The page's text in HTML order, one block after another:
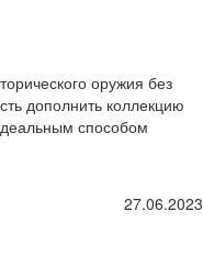
оружия без
дополнить коллекцию
способом
27.06.2023